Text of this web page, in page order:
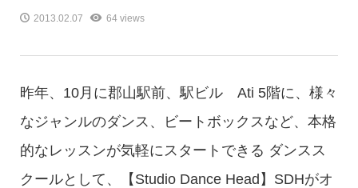
2013.02.07 64 views
昨年、10月に郡山駅前、駅ビル Ati 5階に、様々
なジャンルのダンス、ビートボックスなど、本格
的なレッスンが気軽にスタートできる ダンスス
クールとして、【Studio Dance Head】SDHがオ